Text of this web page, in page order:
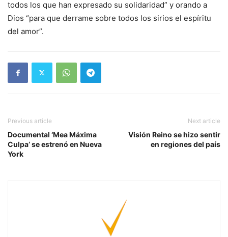
todos los que han expresado su solidaridad” y orando a
Dios “para que derrame sobre todos los sirios el espíritu
del amor”.
Previous article
Documental ‘Mea Máxima
Culpa’ se estrenó en Nueva
York
Next article
Visión Reino se hizo sentir
en regiones del país